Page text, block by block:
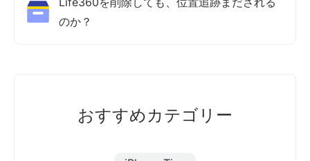
のか？
おすすめカテゴリー